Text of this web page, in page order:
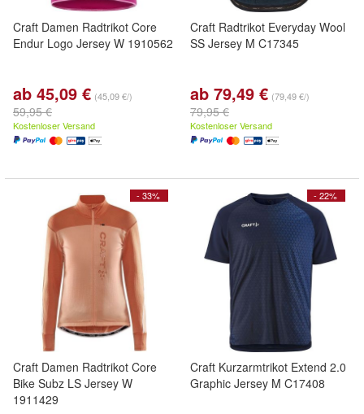
Craft Damen Radtrikot Core
Endur Logo Jersey W 1910562
ab 45,09 € (45,09 €/)
59,95 €
Kostenloser Versand
Craft Radtrikot Everyday Wool
SS Jersey M C17345
ab 79,49 € (79,49 €/)
79,95 €
Kostenloser Versand
- 33%
Craft Damen Radtrikot Core
Bike Subz LS Jersey W
1911429
- 22%
Craft Kurzarmtrikot Extend 2.0
Graphic Jersey M C17408